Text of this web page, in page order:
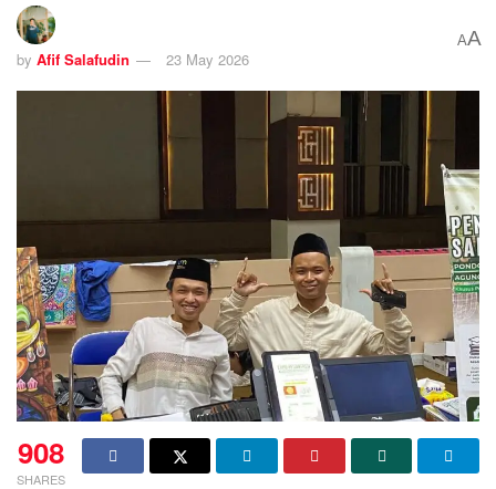
by Afif Salafudin 23 May 2026
AA
908
SHARES